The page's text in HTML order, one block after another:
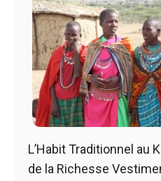
L’Habit Traditionnel au
de la Richesse